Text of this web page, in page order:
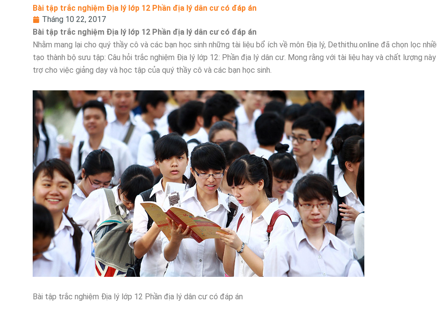
Bài tập trắc nghiệm Địa lý lớp 12 Phần địa lý dân cư có đáp án
Tháng 10 22, 2017
Bài tập trắc nghiệm Địa lý lớp 12 Phần địa lý dân cư có đáp án
Nhằm mang lại cho quý thầy cô và các bạn học sinh những tài liệu bổ ích về môn Địa lý, Dethithu.online đã chọn lọc
tạo thành bộ sưu tập: Câu hỏi trắc nghiệm Địa lý lớp 12: Phần địa lý dân cư. Mong rằng với tài liệu hay và chất lượng
trợ cho việc giảng dạy và học tập của quý thầy cô và các bạn học sinh.
Bài tập trắc nghiệm Địa lý lớp 12 Phần địa lý dân cư có đáp án